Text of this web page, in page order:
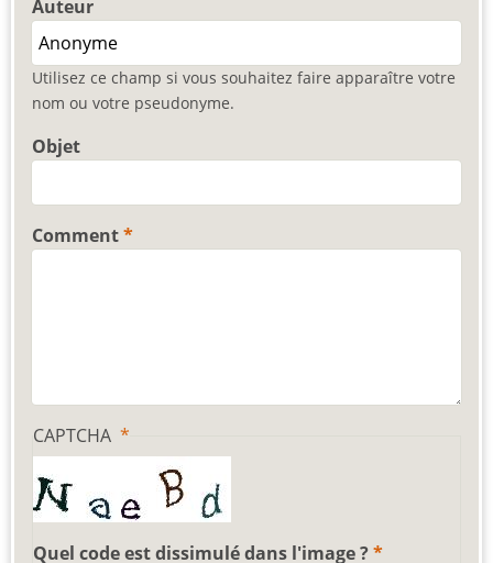
Auteur
Utilisez ce champ si vous souhaitez faire apparaître votre
nom ou votre pseudonyme.
Objet
Comment
CAPTCHA
Quel code est dissimulé dans l'image ?